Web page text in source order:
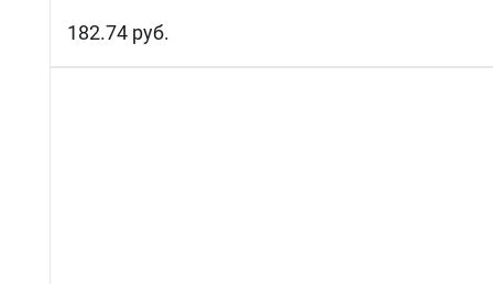
182.74 руб.